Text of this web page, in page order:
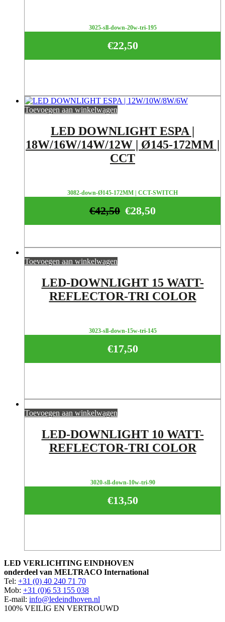
3025-sll-down-20w-tri-195
€22,50
Toevoegen aan winkelwagen
LED DOWNLIGHT ESPA |
18W/16W/14W/12W | Ø145-172MM |
CCT
3082-down-Ø145-172MM | CCT-SWITCH
€28,50
€42,50
Toevoegen aan winkelwagen
LED-DOWNLIGHT 15 WATT-
REFLECTOR-TRI COLOR
3023-sll-down-15w-tri-145
€17,50
Toevoegen aan winkelwagen
LED-DOWNLIGHT 10 WATT-
REFLECTOR-TRI COLOR
3020-sll-down-10w-tri-90
€13,50
LED VERLICHTING EINDHOVEN
onderdeel van MELTRACO International
Tel: +31 (0) 40 240 71 70
Mob: +31 (0)6 53 155 038
E-mail: info@ledeindhoven.nl
100% VEILIG EN VERTROUWD